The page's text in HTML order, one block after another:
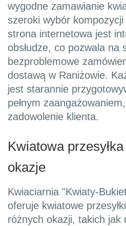
wygodne zamawianie
szeroki wybór
strona internetowa jest
obsłudze, co pozwala na
bezproblemowe
dostawą w Raniżowie.
jest starannie
pełnym
zadowolenie klienta.
Kwiatowa
okazje
Kwiaciarnia "Kwiaty-
oferuje kwiatowe
różnych okazji, takich jak